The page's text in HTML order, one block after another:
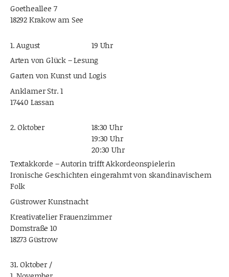
Goetheallee 7
18292 Krakow am See
1. August
19 Uhr
Arten von Glück – Lesung
Garten von Kunst und Logis
Anklamer Str. 1
17440 Lassan
2. Oktober
18:30 Uhr
19:30 Uhr
20:30 Uhr
Textakkorde – Autorin trifft Akkordeonspielerin
Ironische Geschichten eingerahmt von skandinavischem
Folk
Güstrower Kunstnacht
Kreativatelier Frauenzimmer
Domstraße 10
18273 Güstrow
31. Oktober /